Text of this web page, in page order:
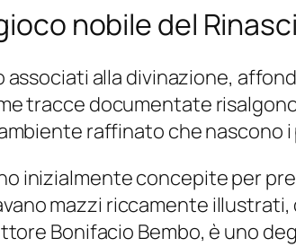
nobile del
alla divinazione,
tracce documentate
raffinato che nascono i
inizialmente concepite per
mazzi riccamente
Bonifacio Bembo, è uno